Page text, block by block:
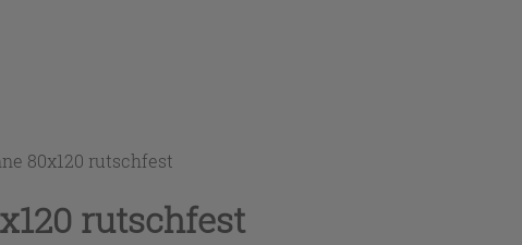
80x120 rutschfest
rutschfest